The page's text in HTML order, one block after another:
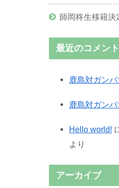
師岡柊生移籍決
最近のコメント
鹿島対ガンバ
鹿島対ガンバ
Hello world!
より
アーカイブ